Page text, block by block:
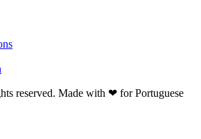
reserved. Made with ❤ for Portuguese